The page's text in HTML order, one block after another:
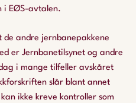
i EØS-avtalen.
andre jernbanepakkene
er Jernbanetilsynet og andre
i mange tilfeller avskåret
slår blant annet
ikke kreve kontroller som